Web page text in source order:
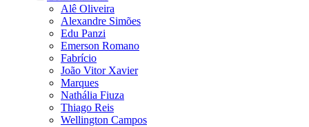
Alê Oliveira
Alexandre Simões
Edu Panzi
Emerson Romano
Fabrício
João Vitor Xavier
Marques
Nathália Fiuza
Thiago Reis
Wellington Campos